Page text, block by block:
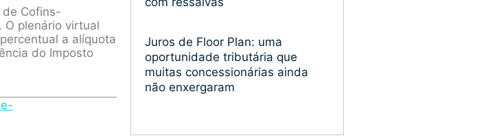
de Cofins-
O plenário virtual
a alíquota
do Imposto
Juros de Floor Plan: uma
oportunidade tributária que
muitas concessionárias ainda
não enxergaram